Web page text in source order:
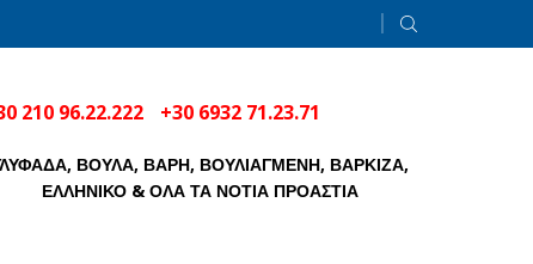
210 96.22.222 +30 6932 71.23.71
ΒΟΥΛΑ, ΒΑΡΗ, ΒΟΥΛΙΑΓΜΕΝΗ, ΒΑΡΚΙΖΑ,
ΕΛΛΗΝΙΚΟ & ΟΛΑ ΤΑ ΝΟΤΙΑ ΠΡΟΑΣΤΙΑ